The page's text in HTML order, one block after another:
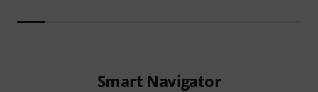
Smart Navigator